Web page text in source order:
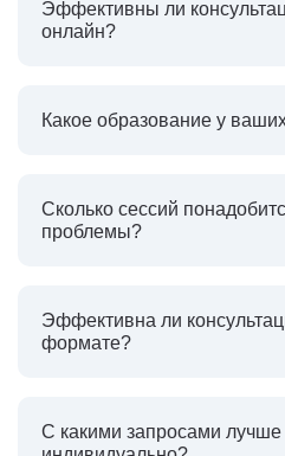
Эффективны ли
онлайн?
Какое образование у
Сколько сессий
проблемы?
Эффективна ли
формате?
С какими запросами лучше